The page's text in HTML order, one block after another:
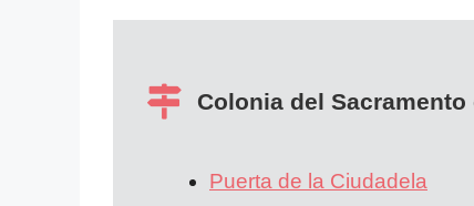
Colonia del Sacramento
Puerta de la Ciudadela